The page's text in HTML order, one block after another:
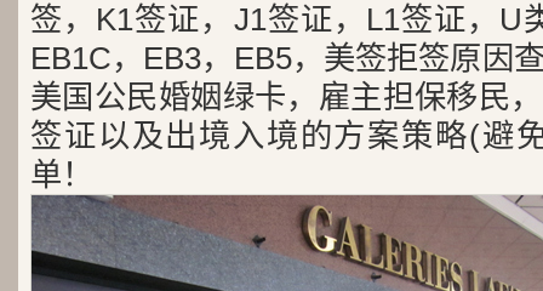
签，K1签证，J1签证，L1签证，U
EB1C，EB3，EB5，美签拒签原因
美国公民婚姻绿卡，雇主担保移民
签证以及出境入境的方案策略(避
单！